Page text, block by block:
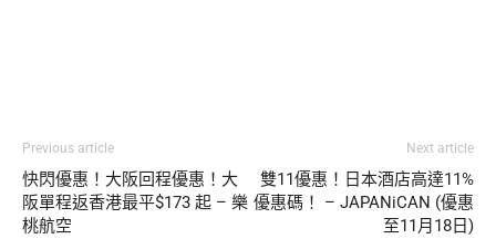
Previous article
快閃優惠！大阪回程優惠！大
阪單程返香港最平$173 起 – 樂
桃航空
Next article
雙11優惠！日本酒店高達11%
優惠碼！ – JAPANiCAN (優惠
至11月18日)